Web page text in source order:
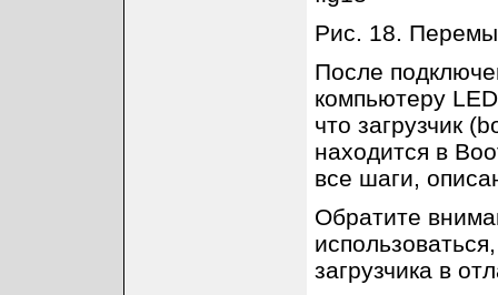
Рис. 18.
После
компьютеру
что загрузчик
находится в
все шаги,
Обратите
загрузчика в